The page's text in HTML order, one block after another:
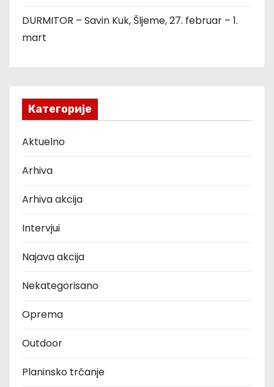
DURMITOR – Savin Kuk, Šljeme, 27. februar – 1.
mart
Категорије
Aktuelno
Arhiva
Arhiva akcija
Intervjui
Najava akcija
Nekategorisano
Oprema
Outdoor
Planinsko trčanje